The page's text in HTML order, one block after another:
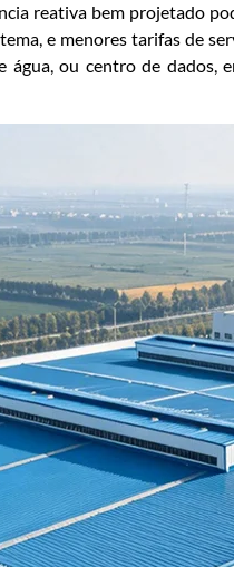
reativa bem projetado
e menores tarifas de
água, ou centro de dados,